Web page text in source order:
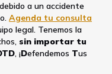
a un accidente
Agenda tu consulta
legal. Tenemos la
sin importar tu
, ¡Defendemos Tus